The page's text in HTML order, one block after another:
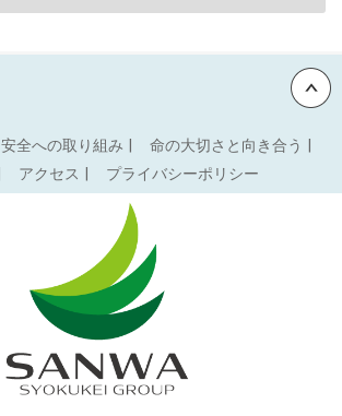
安全への取り組み
命の大切さと向き合う
アクセス プライバシーポリシー